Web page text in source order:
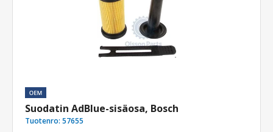
Suodatin AdBlue-sisäosa, Bosch
Tuotenro: 57655